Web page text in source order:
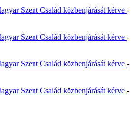
Szent Család közbenjárását kérve -
Szent Család közbenjárását kérve -
Szent Család közbenjárását kérve -
Szent Család közbenjárását kérve -